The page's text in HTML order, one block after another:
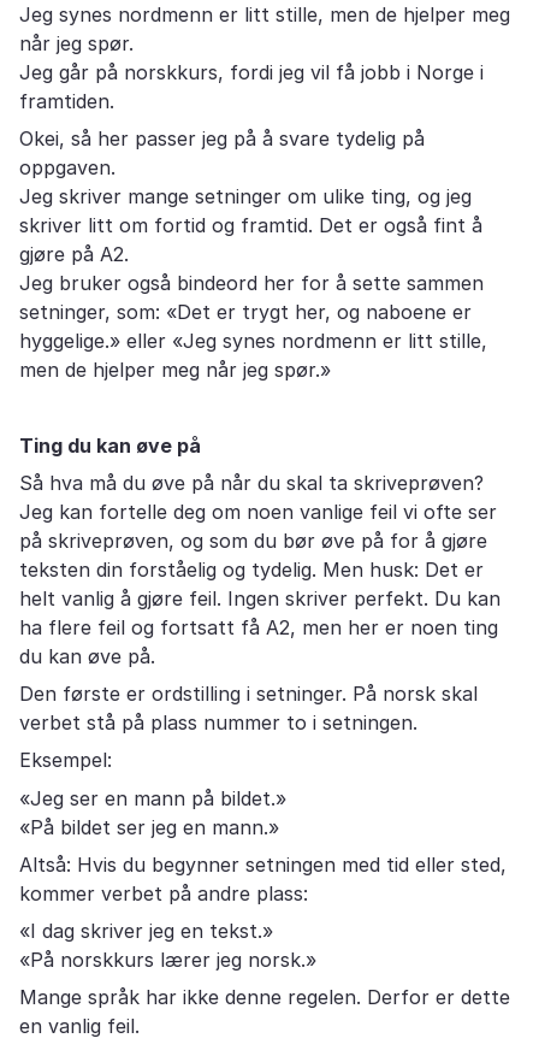
Jeg synes nordmenn er litt stille, men de hjelper meg
når jeg spør.
Jeg går på norskkurs, fordi jeg vil få jobb i Norge i
framtiden.
Okei, så her passer jeg på å svare tydelig på
oppgaven.
Jeg skriver mange setninger om ulike ting, og jeg
skriver litt om fortid og framtid. Det er også fint å
gjøre på A2.
Jeg bruker også bindeord her for å sette sammen
setninger, som: «Det er trygt her, og naboene er
hyggelige.» eller «Jeg synes nordmenn er litt stille,
men de hjelper meg når jeg spør.»
Ting du kan øve på
Så hva må du øve på når du skal ta skriveprøven?
Jeg kan fortelle deg om noen vanlige feil vi ofte ser
på skriveprøven, og som du bør øve på for å gjøre
teksten din forståelig og tydelig. Men husk: Det er
helt vanlig å gjøre feil. Ingen skriver perfekt. Du kan
ha flere feil og fortsatt få A2, men her er noen ting
du kan øve på.
Den første er ordstilling i setninger. På norsk skal
verbet stå på plass nummer to i setningen.
Eksempel:
«Jeg ser en mann på bildet.»
«På bildet ser jeg en mann.»
Altså: Hvis du begynner setningen med tid eller sted,
kommer verbet på andre plass:
«I dag skriver jeg en tekst.»
«På norskkurs lærer jeg norsk.»
Mange språk har ikke denne regelen. Derfor er dette
en vanlig feil.